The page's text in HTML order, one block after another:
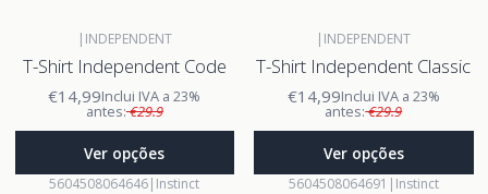
| INDEPENDENT
T-Shirt Independent Code
€14,99Inclui IVA a 23%
antes:€29.9
Ver opções
| INDEPENDENT
T-Shirt Independent Classic
€14,99Inclui IVA a 23%
antes:€29.9
Ver opções
5604508064646| Instinct 5604508064691 | Instinct